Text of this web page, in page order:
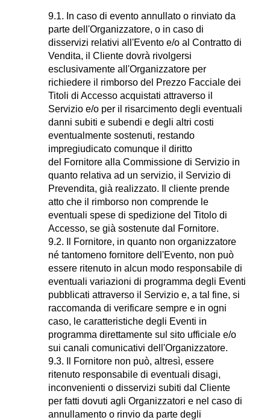
9.1. In caso di evento annullato o rinviato da
parte dell'Organizzatore, o in caso di
disservizi relativi all'Evento e/o al Contratto di
Vendita, il Cliente dovrà rivolgersi
esclusivamente all'Organizzatore per
richiedere il rimborso del Prezzo Facciale dei
Titoli di Accesso acquistati attraverso il
Servizio e/o per il risarcimento degli eventuali
danni subiti e subendi e degli altri costi
eventualmente sostenuti, restando
impregiudicato comunque il diritto
del Fornitore alla Commissione di Servizio in
quanto relativa ad un servizio, il Servizio di
Prevendita, già realizzato. Il cliente prende
atto che il rimborso non comprende le
eventuali spese di spedizione del Titolo di
Accesso, se già sostenute dal Fornitore.
9.2. Il Fornitore, in quanto non organizzatore
né tantomeno fornitore dell'Evento, non può
essere ritenuto in alcun modo responsabile di
eventuali variazioni di programma degli Eventi
pubblicati attraverso il Servizio e, a tal fine, si
raccomanda di verificare sempre e in ogni
caso, le caratteristiche degli Eventi in
programma direttamente sul sito ufficiale e/o
sui canali comunicativi dell'Organizzatore.
9.3. Il Fornitore non può, altresì, essere
ritenuto responsabile di eventuali disagi,
inconvenienti o disservizi subiti dal Cliente
per fatti dovuti agli Organizzatori e nel caso di
annullamento o rinvio da parte degli